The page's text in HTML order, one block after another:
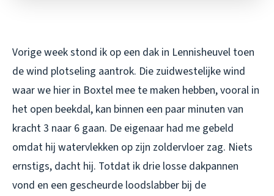
Vorige week stond ik op een dak in Lennisheuvel toen
de wind plotseling aantrok. Die zuidwestelijke wind
waar we hier in Boxtel mee te maken hebben, vooral in
het open beekdal, kan binnen een paar minuten van
kracht 3 naar 6 gaan. De eigenaar had me gebeld
omdat hij watervlekken op zijn zoldervloer zag. Niets
ernstigs, dacht hij. Totdat ik drie losse dakpannen
vond en een gescheurde loodslabber bij de